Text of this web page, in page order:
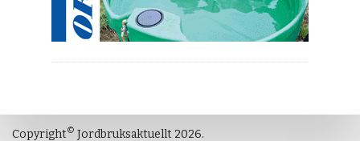
Copyright© Jordbruksaktuellt 2026.